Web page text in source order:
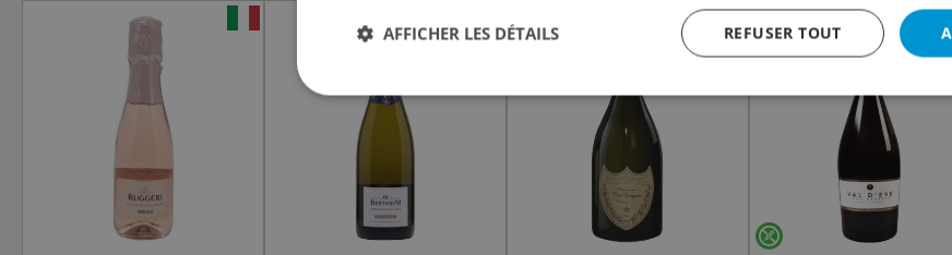
REFUSER TOUT
AFFICHER LES DÉTAILS